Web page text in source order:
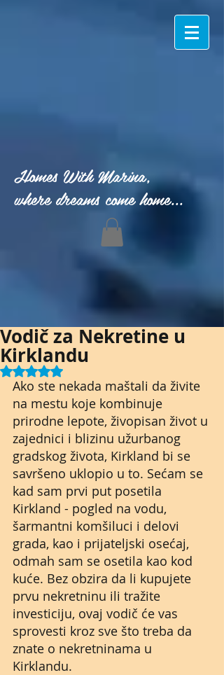
Homes With Marina,
where dreams come home...
Vodič za Nekretine u
Kirklandu
Rated NaN out of 5 stars.
Ako ste nekada maštali da živite
na mestu koje kombinuje
prirodne lepote, živopisan život u
zajednici i blizinu užurbanog
gradskog života, Kirkland bi se
savršeno uklopio u to. Sećam se
kad sam prvi put posetila
Kirkland - pogled na vodu,
šarmantni komšiluci i delovi
grada, kao i prijateljski osećaj,
odmah sam se osetila kao kod
kuće. Bez obzira da li kupujete
prvu nekretninu ili tražite
investiciju, ovaj vodič će vas
sprovesti kroz sve što treba da
znate o nekretninama u
Kirklandu.